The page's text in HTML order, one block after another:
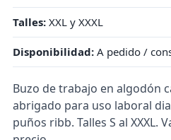
Talles: XXL y XXXL
Disponibilidad: A pedido /
Buzo de trabajo en algodón
abrigado para uso laboral
puños ribb. Talles S al XXXL.